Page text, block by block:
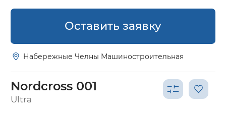
Оставить заявку
Набережные Челны Машиностроительная
Nordcross 001
Ultra